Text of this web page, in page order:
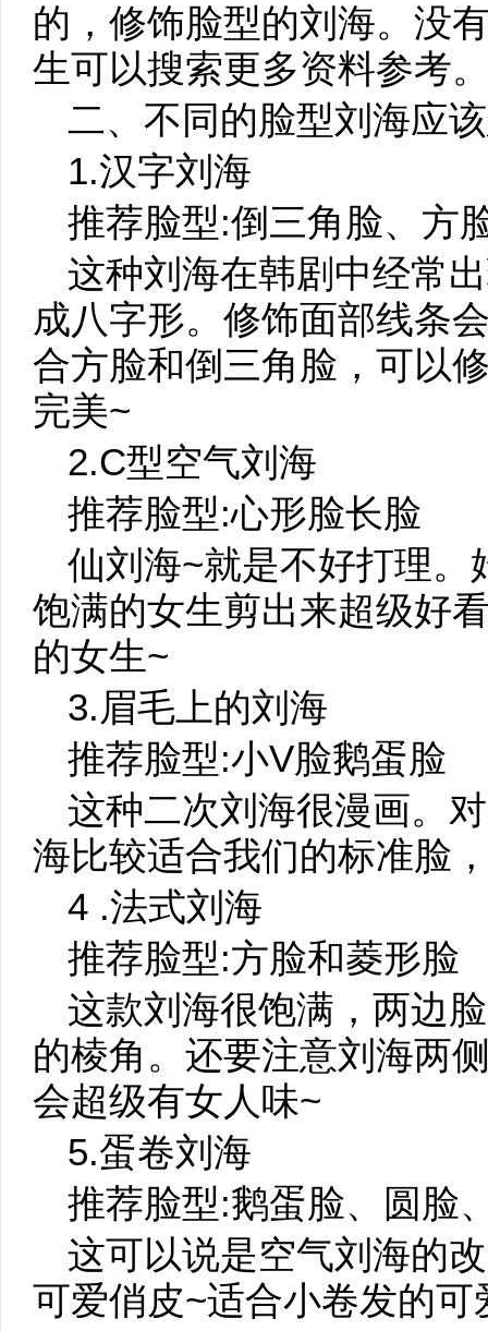
的，修饰脸型的刘海。没
生可以搜索更多资料参考
二、不同的脸型刘海应
1.汉字刘海
推荐脸型:倒三角脸、方
这种刘海在韩剧中经常
成八字形。修饰面部线条
合方脸和倒三角脸，可以
完美~
2.C型空气刘海
推荐脸型:心形脸长脸
仙刘海~就是不好打理
饱满的女生剪出来超级好
的女生~
3.眉毛上的刘海
推荐脸型:小V脸鹅蛋脸
这种二次刘海很漫画。
海比较适合我们的标准脸
4 .法式刘海
推荐脸型:方脸和菱形脸
这款刘海很饱满，两边
的棱角。还要注意刘海两
会超级有女人味~
5.蛋卷刘海
推荐脸型:鹅蛋脸、圆脸
这可以说是空气刘海的
可爱俏皮~适合小卷发的可